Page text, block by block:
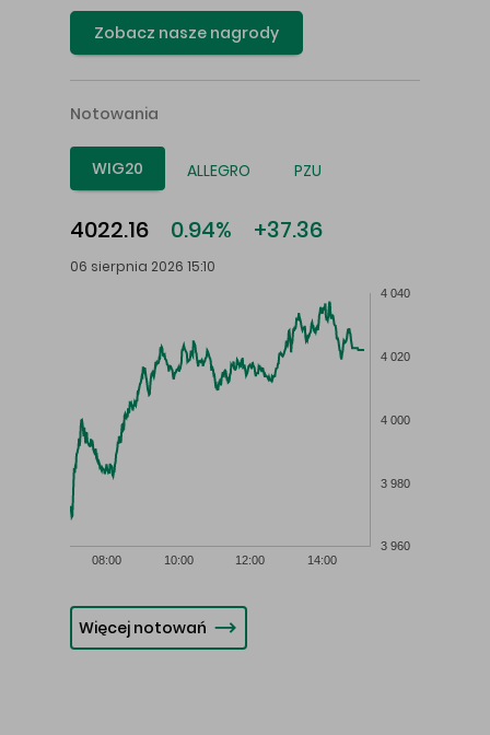
Zobacz nasze nagrody
Notowania
WIG20 ALLEGRO PZU
4022.16 0.94% +37.36
06 sierpnia 2026 15:10
08:00 10:00 12:00 14:00
3 960
3 980
4 000
4 020
4 040
Więcej notowań